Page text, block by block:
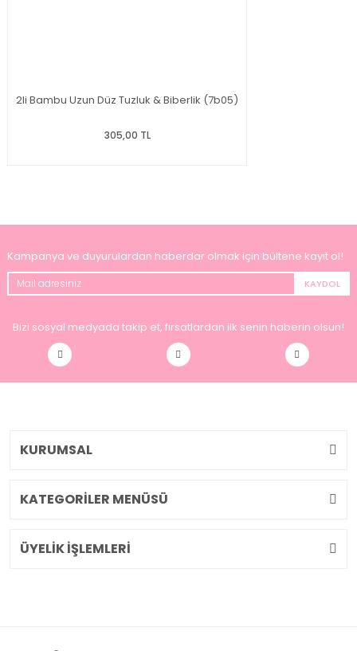
2li Bambu Uzun Düz Tuzluk & Biberlik (7b05)
305,00 TL
Kampanya ve duyurulardan haberdar olmak için bültene kayıt ol!
KAYDOL
Bizi sosyal medyada takip et, fırsatlardan ilk senin haberin olsun!
KURUMSAL
KATEGORİLER MENÜSÜ
ÜYELİK İŞLEMLERİ